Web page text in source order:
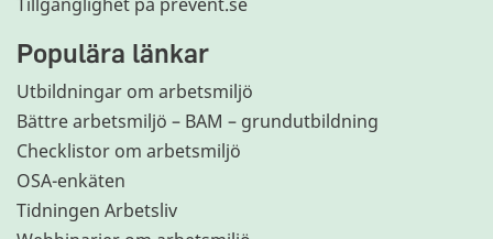
Populära länkar
Utbildningar om arbetsmiljö
Bättre arbetsmiljö – BAM – grundutbildning
Checklistor om arbetsmiljö
OSA-enkäten
Tidningen Arbetsliv